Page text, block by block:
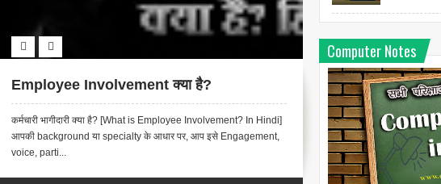
Employee Involvement क्या है?
कर्मचारी भागीदारी क्या है? [What is Employee Involvement? In Hindi]
आपकी background या specialty के आधार पर, आप इसे Engagement,
voice, parti...
Computer Notes